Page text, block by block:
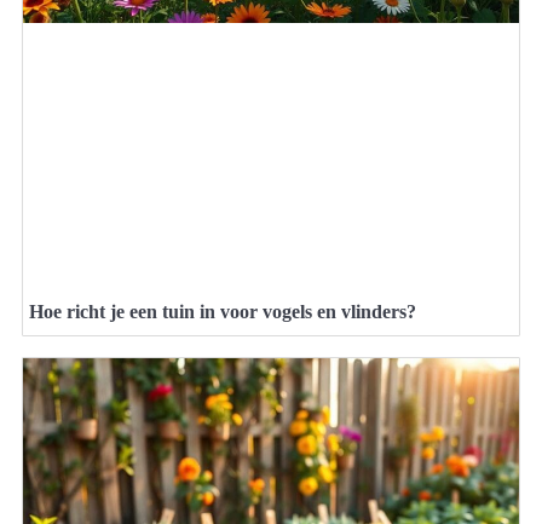
Hoe richt je een tuin in voor vogels en vlinders?